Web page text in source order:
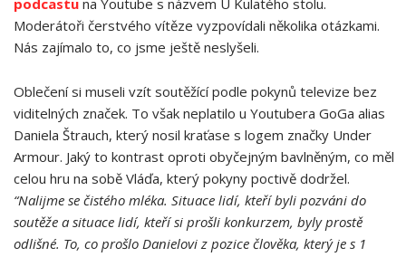
podcastu na Youtube s názvem U Kulatého stolu.
Moderátoři čerstvého vítěze vyzpovídali několika otázkami.
Nás zajímalo to, co jsme ještě neslyšeli.
Oblečení si museli vzít soutěžící podle pokynů televize bez
viditelných značek. To však neplatilo u Youtubera GoGa alias
Daniela Štrauch, který nosil kraťase s logem značky Under
Armour. Jaký to kontrast oproti obyčejným bavlněným, co měl
celou hru na sobě Vláďa, který pokyny poctivě dodržel.
“Nalijme se čistého mléka. Situace lidí, kteří byli pozváni do
soutěže a situace lidí, kteří si prošli konkurzem, byly prostě
odlišné. To, co prošlo Danielovi z pozice člověka, který je s 1